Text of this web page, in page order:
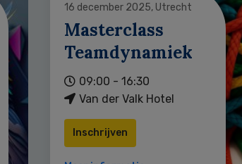
16 december 2025, Utrecht
Masterclass
Teamdynamiek
09:00 - 16:30
Van der Valk Hotel
Inschrijven